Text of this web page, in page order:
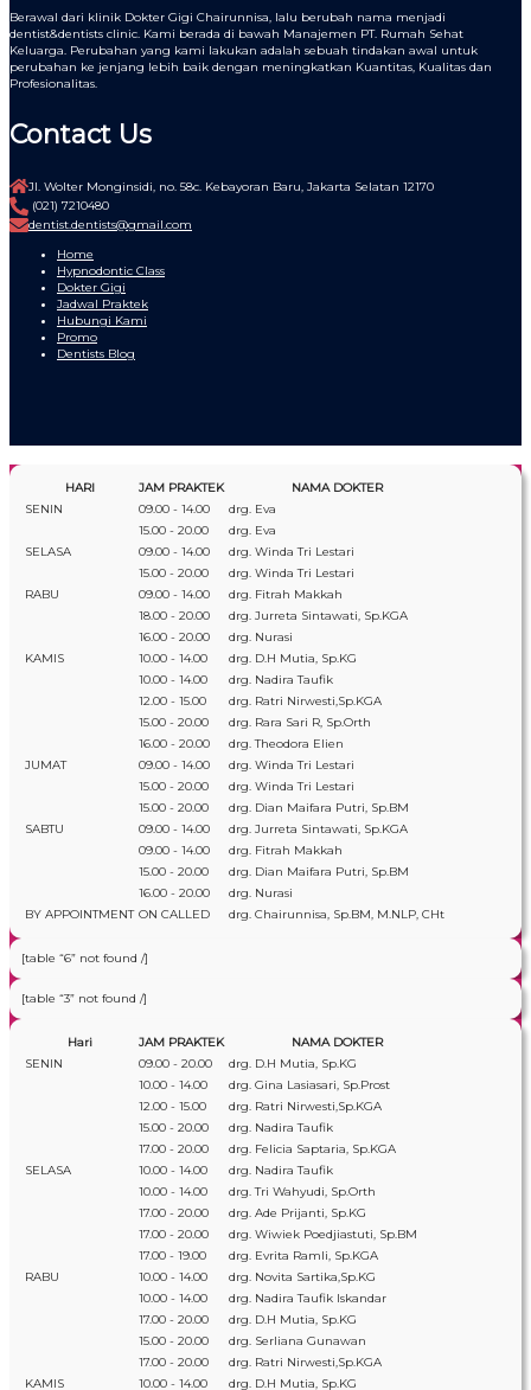
Berawal dari klinik Dokter Gigi Chairunnisa, lalu berubah nama menjadi
dentist&dentists clinic. Kami berada di bawah Manajemen PT. Rumah Sehat
Keluarga. Perubahan yang kami lakukan adalah sebuah tindakan awal untuk
perubahan ke jenjang lebih baik dengan meningkatkan Kuantitas, Kualitas dan
Profesionalitas.
Contact Us
Jl. Wolter Monginsidi, no. 58c. Kebayoran Baru, Jakarta Selatan 12170
(021) 7210480
dentist.dentists@gmail.com
Home
Hypnodontic Class
Dokter Gigi
Jadwal Praktek
Hubungi Kami
Promo
Dentists Blog
HARI JAM PRAKTEK
NAMA DOKTER
SENIN
09.00 - 14.00
drg. Eva
15.00 - 20.00
drg. Eva
SELASA
09.00 - 14.00
drg. Winda Tri Lestari
15.00 - 20.00
drg. Winda Tri Lestari
RABU
09.00 - 14.00
drg. Fitrah Makkah
18.00 - 20.00
drg. Jurreta Sintawati, Sp.KGA
16.00 - 20.00
drg. Nurasi
KAMIS
10.00 - 14.00
drg. D.H Mutia, Sp.KG
10.00 - 14.00
drg. Nadira Taufik
12.00 - 15.00
drg. Ratri Nirwesti,Sp.KGA
15.00 - 20.00
drg. Rara Sari R, Sp.Orth
16.00 - 20.00
drg. Theodora Elien
JUMAT
09.00 - 14.00
drg. Winda Tri Lestari
15.00 - 20.00
drg. Winda Tri Lestari
15.00 - 20.00
drg. Dian Maifara Putri, Sp.BM
SABTU
09.00 - 14.00
drg. Jurreta Sintawati, Sp.KGA
09.00 - 14.00
drg. Fitrah Makkah
15.00 - 20.00
drg. Dian Maifara Putri, Sp.BM
16.00 - 20.00
drg. Nurasi
BY APPOINTMENT ON CALLED drg. Chairunnisa, Sp.BM, M.NLP, CHt
[table “6” not found /]
[table “3” not found /]
Hari JAM PRAKTEK
NAMA DOKTER
SENIN
09.00 - 20.00
drg. D.H Mutia, Sp.KG
10.00 - 14.00
drg. Gina Lasiasari, Sp.Prost
12.00 - 15.00
drg. Ratri Nirwesti,Sp.KGA
15.00 - 20.00
drg. Nadira Taufik
17.00 - 20.00
drg. Felicia Saptaria, Sp.KGA
SELASA
10.00 - 14.00
drg. Nadira Taufik
10.00 - 14.00
drg. Tri Wahyudi, Sp.Orth
17.00 - 20.00
drg. Ade Prijanti, Sp.KG
17.00 - 20.00
drg. Wiwiek Poedjiastuti, Sp.BM
17.00 - 19.00
drg. Evrita Ramli, Sp.KGA
RABU
10.00 - 14.00
drg. Novita Sartika,Sp.KG
10.00 - 14.00
drg. Nadira Taufik Iskandar
17.00 - 20.00
drg. D.H Mutia, Sp.KG
15.00 - 20.00
drg. Serliana Gunawan
17.00 - 20.00
drg. Ratri Nirwesti,Sp.KGA
KAMIS
10.00 - 14.00 drg. D.H Mutia, Sp.KG